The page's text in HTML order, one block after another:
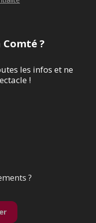
Comté ?
les infos et ne
!
?